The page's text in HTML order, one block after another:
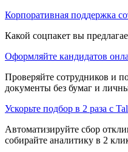
Корпоративная поддержка
Какой соцпакет вы
Оформляйте кандидатов
Проверяйте сотрудников и
документы без бумаг и
Ускорьте подбор в 2 раза с
Автоматизируйте сбор
собирайте аналитику в 2